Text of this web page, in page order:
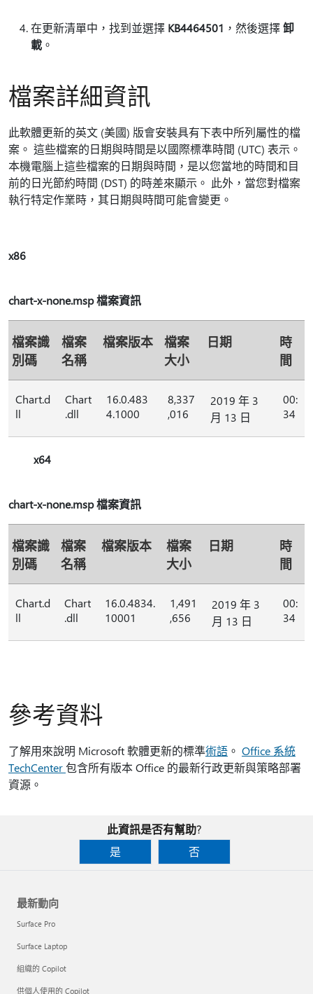
在更新清單中，找到並選擇 KB4464501 ，然後選擇卸
載 。
檔案詳細資訊
此軟體更新的英文 (美國) 版會安裝具有下表中所列屬性的檔
案。 這些檔案的日期與時間是以國際標準時間 (UTC) 表示。
本機電腦上這些檔案的日期與時間，是以您當地的時間和目
前的日光節約時間 (DST) 的時差來顯示。 此外，當您對檔案
執行特定作業時，其日期與時間可能會變更。
x86
chart-x-none.msp 檔案資訊
檔案識
別碼
檔案
名稱
檔案版本
檔案
大小
日期
時
間
Chart.d
ll
Chart
.dll
16.0.483
4.1000
8,337
,016
2019 年 3
月 13 日
00:
34
x64
chart-x-none.msp 檔案資訊
檔案識
別碼
檔案
名稱
檔案版本
檔案
大小
日期
時
間
Chart.d
ll
Chart
.dll
16.0.4834.
10001
1,491
,656
2019 年 3
月 13 日
00:
34
參考資料
了解用來說明 Microsoft 軟體更新的標準術語 。 Office 系統
TechCenter包含所有版本 Office 的最新行政更新與策略部署
資源。
此資訊是否有幫助?
是
否
最新動向
Surface Pro
Surface Laptop
組織的 Copilot
供個人使用的 Copilot